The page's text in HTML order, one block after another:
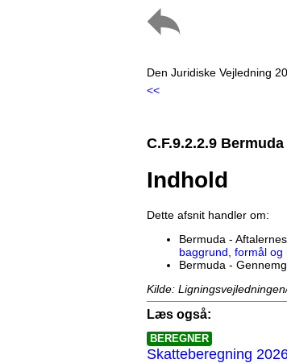
Den Juridiske Vejledning
<<
C.F.9.2.2.9 Bermuda
Indhold
Dette afsnit handler om:
Bermuda -
baggrund, formål og
Bermuda -
Kilde:
Læs også:
BEREGNER
Skatteberegning